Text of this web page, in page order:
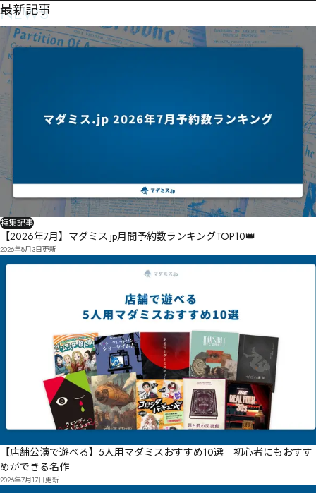
NEWS
最新記事
特集記事
【2026年7月】マダミス.jp月間予約数ランキングTOP10👑
2026年8月3日更新
【店舗公演で遊べる】5人用マダミスおすすめ10選｜初心者にもおすす
めができる名作
2026年7月17日更新